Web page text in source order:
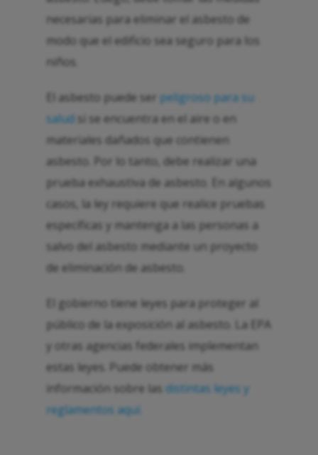
necesarias para eliminar el asbesto de
modo que el edificio sea seguro para los
niños.
El asbesto puede ser peligroso para su
salud si se encuentra en el aire o en
materiales dañados que contienen
asbesto. Por lo tanto, debe realizar una
prueba exhaustiva de asbesto. En algunos
casos, la ley requiere que realice pruebas
específicas y mantenga a las personas a
salvo del asbesto mediante un proyecto
de eliminación de asbesto.
El gobierno tiene leyes para proteger al
público de la exposición al asbesto. La EPA
y otras agencias federales implementan
estas leyes. Puede obtener más
información sobre las distintas leyes y
reglamentos aquí.